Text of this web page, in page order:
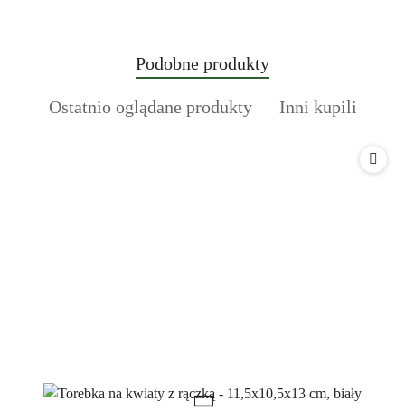
Pomiń karuzelę produktów
Produkty
statusie:
Podobne produkty
Produkty
Ostatnio oglądane produkty
Produkty
Inni kupili